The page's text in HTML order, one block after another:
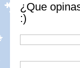
¿Que
:)